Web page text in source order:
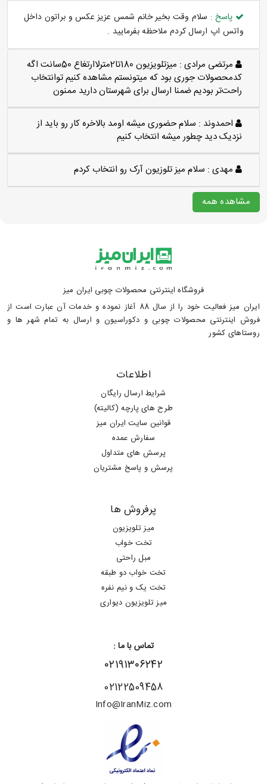
پاسخ : سلام وقت بخیر خانم شمس عزیز عکس و براتون داخل
واتس اپ ارسال کردم ملاحظه بفرمایید .
مرتضی مرادی :
میزتلویزیون 180تا2مترلاارتغاع 50سانت اگه
کدمحصولات جوری بود که میتونستم مشاهده کنیم توانتخاب
راحت‌تر بودیم ضمنا ارسال برای شهرستان دارید ممنون
احمدوند : سلام حضوری میشه اومد بالاخره کار رو باید از
نزدیک دید چطور میشه انتخاب کنیم
مهدی : سلام میز تلوزیون آرک رو انتخاب کردم
مشاهده همه
فروشگاه اینترنتی محصولات چوبی ایران میز
ایران میز فعالیت خود را از سال 88 آغاز نموده و خدمات آن عبارت است از
فروش اینترنتی محصولات چوبی و دکوراسیون و ارسال به تمام شهر ها و
روستاهای کشور
اطلاعات
شرایط ارسال رایگان
طرح های پارچه (کالیته)
قوانین سایت ایران میز
سفارش عمده
پرسش های متداول
پرسش و پاسخ مشتریان
پرفروش ها
میز تلویزیون
تخت خواب
مبل راحتی
تخت خواب دو طبقه
تخت یک و نیم نفره
میز تلویزیون دیواری
تماس با ما :
۰۲۱۹۱۳۰۶۲۴۲
02122509458
Info@IranMiz.com